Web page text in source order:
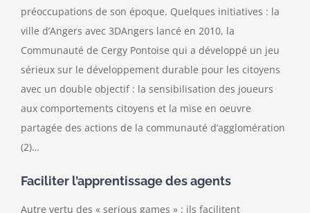
préoccupations de son époque. Quelques initiatives : la
ville d’Angers avec 3DAngers lancé en 2010, la
Communauté de Cergy Pontoise qui a développé un jeu
sérieux sur le développement durable pour les citoyens
avec un double objectif : la sensibilisation des joueurs
aux comportements citoyens et la mise en oeuvre
partagée des actions de la communauté d’agglomération
(2)…
Faciliter l’apprentissage des agents
Autre vertu des « serious games » : ils facilitent